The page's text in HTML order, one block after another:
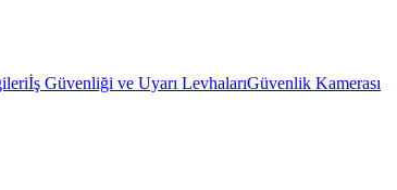
İş Güvenliği ve Uyarı LevhalarıGüvenlik Kamerası